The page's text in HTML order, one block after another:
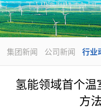
集团新闻 公司新闻 行业
氢能领域首个温
方